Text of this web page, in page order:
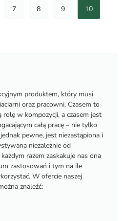
7 8 9 10
produktem, który musi
oraz pracowni. Czasem to
rolę w kompozycji, a czasem jest
całą pracę – nie tylko
pewne, jest niezastąpiona i
niezależnie od
razem zaskakuje nas ona
zastosowań i tym na ile
W ofercie naszej
znaleźć: